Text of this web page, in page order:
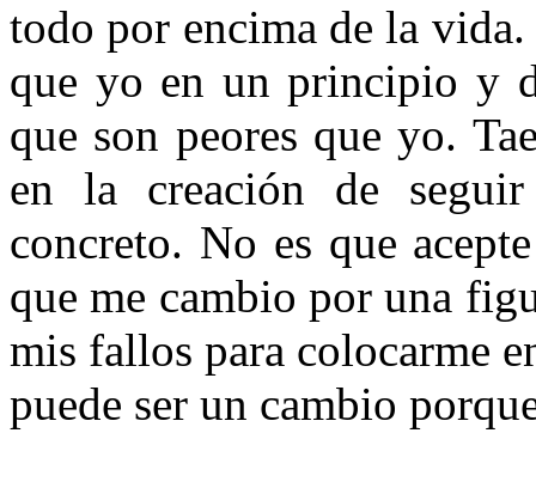
todo por encima de la
que yo en un principio y
que son peores que yo.
en la creación de
concreto. No es que
que me cambio por una
mis fallos para colocarme
puede ser un cambio